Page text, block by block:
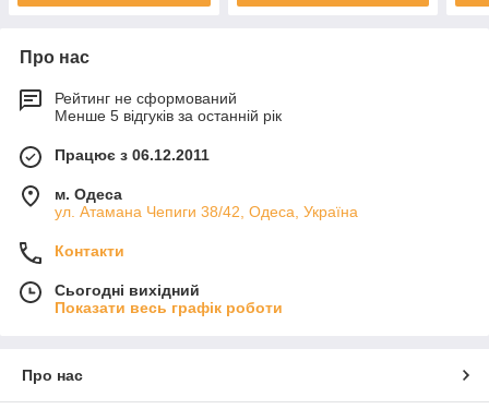
Про нас
Рейтинг не сформований
Менше 5 відгуків за останній рік
Працює з 06.12.2011
м. Одеса
ул. Атамана Чепиги 38/42, Одеса, Україна
Контакти
Сьогодні вихідний
Показати весь графік роботи
Про нас